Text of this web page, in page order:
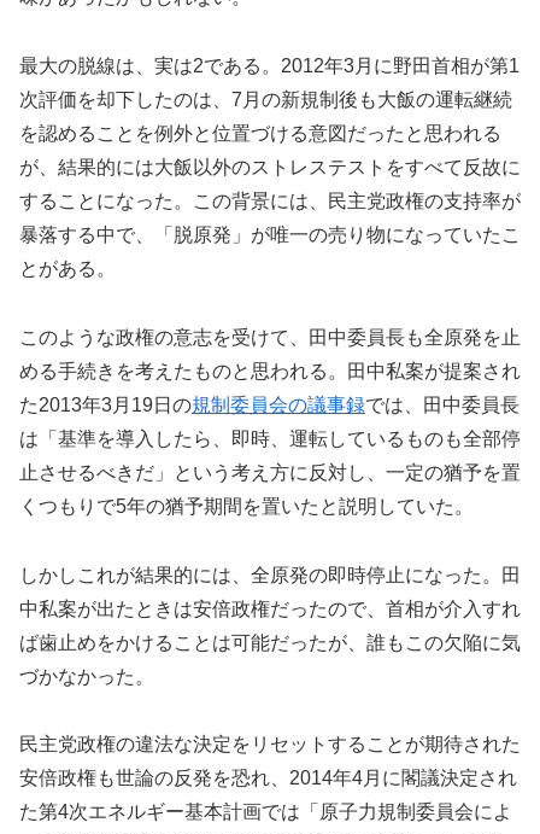
最大の脱線は、実は2である。2012年3月に野田首相が第1
次評価を却下したのは、7月の新規制後も大飯の運転継続
を認めることを例外と位置づける意図だったと思われる
が、結果的には大飯以外のストレステストをすべて反故に
することになった。この背景には、民主党政権の支持率が
暴落する中で、「脱原発」が唯一の売り物になっていたこ
とがある。
このような政権の意志を受けて、田中委員長も全原発を止
める手続きを考えたものと思われる。田中私案が提案され
た2013年3月19日の規制委員会の議事録では、田中委員長
は「基準を導入したら、即時、運転しているものも全部停
止させるべきだ」という考え方に反対し、一定の猶予を置
くつもりで5年の猶予期間を置いたと説明していた。
しかしこれが結果的には、全原発の即時停止になった。田
中私案が出たときは安倍政権だったので、首相が介入すれ
ば歯止めをかけることは可能だったが、誰もこの欠陥に気
づかなかった。
民主党政権の違法な決定をリセットすることが期待された
安倍政権も世論の反発を恐れ、2014年4月に閣議決定され
た第4次エネルギー基本計画では「原子力規制委員会によ